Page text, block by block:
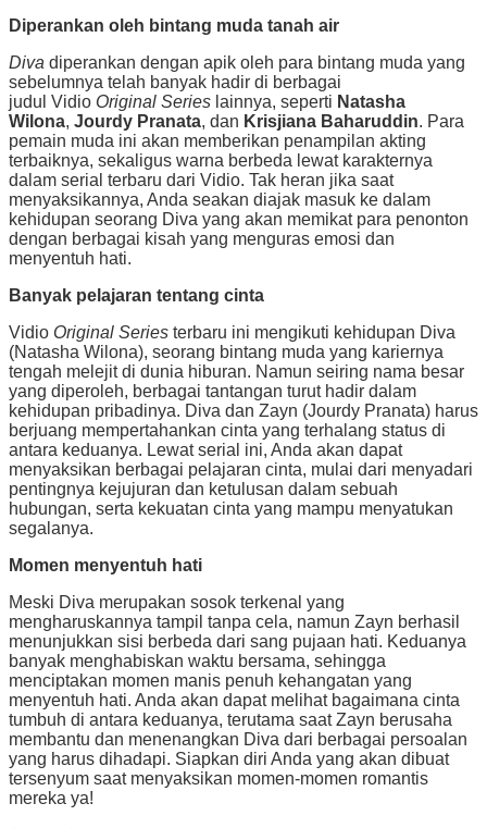
Diperankan oleh bintang muda tanah air
Diva diperankan dengan apik oleh para bintang muda yang
sebelumnya telah banyak hadir di berbagai
judul Vidio Original Series lainnya, seperti Natasha
Wilona, Jourdy Pranata, dan Krisjiana Baharuddin. Para
pemain muda ini akan memberikan penampilan akting
terbaiknya, sekaligus warna berbeda lewat karakternya
dalam serial terbaru dari Vidio. Tak heran jika saat
menyaksikannya, Anda seakan diajak masuk ke dalam
kehidupan seorang Diva yang akan memikat para penonton
dengan berbagai kisah yang menguras emosi dan
menyentuh hati.
Banyak pelajaran tentang cinta
Vidio Original Series terbaru ini mengikuti kehidupan Diva
(Natasha Wilona), seorang bintang muda yang kariernya
tengah melejit di dunia hiburan. Namun seiring nama besar
yang diperoleh, berbagai tantangan turut hadir dalam
kehidupan pribadinya. Diva dan Zayn (Jourdy Pranata) harus
berjuang mempertahankan cinta yang terhalang status di
antara keduanya. Lewat serial ini, Anda akan dapat
menyaksikan berbagai pelajaran cinta, mulai dari menyadari
pentingnya kejujuran dan ketulusan dalam sebuah
hubungan, serta kekuatan cinta yang mampu menyatukan
segalanya.
Momen menyentuh hati
Meski Diva merupakan sosok terkenal yang
mengharuskannya tampil tanpa cela, namun Zayn berhasil
menunjukkan sisi berbeda dari sang pujaan hati. Keduanya
banyak menghabiskan waktu bersama, sehingga
menciptakan momen manis penuh kehangatan yang
menyentuh hati. Anda akan dapat melihat bagaimana cinta
tumbuh di antara keduanya, terutama saat Zayn berusaha
membantu dan menenangkan Diva dari berbagai persoalan
yang harus dihadapi. Siapkan diri Anda yang akan dibuat
tersenyum saat menyaksikan momen-momen romantis
mereka ya!